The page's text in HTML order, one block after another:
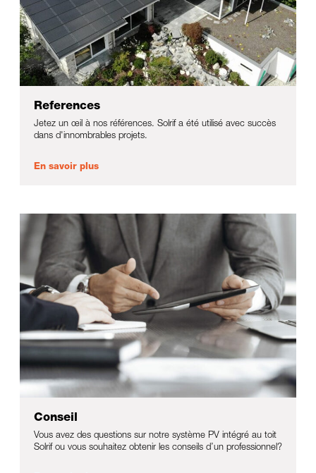
References
Jetez un œil à nos références. Solrif a été utilisé avec succès
dans d'innombrables projets.
En savoir plus
Conseil
Vous avez des questions sur notre système PV intégré au toit
Solrif ou vous souhaitez obtenir les conseils d’un professionnel?